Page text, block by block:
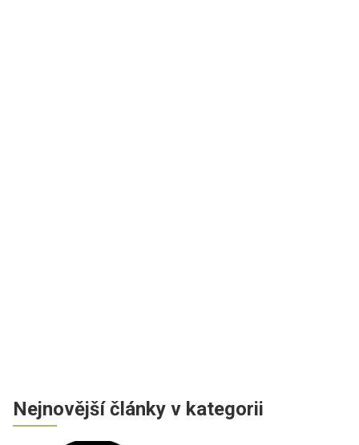
Nejnovější články v kategorii